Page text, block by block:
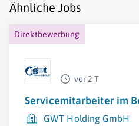
Ähnliche Jobs
Direktbewerbung
vor 2 T
Servicemitarbeiter im
GWT Holding GmbH